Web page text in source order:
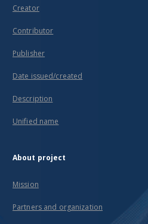
Creator
Contributor
Publisher
Date issued/created
Description
Unified name
About project
Mission
Partners and organization